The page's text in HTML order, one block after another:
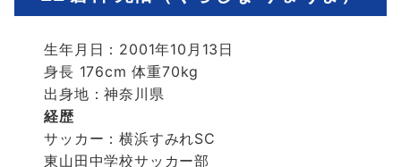
生年月日：2001年10月13日
身長 176cm 体重70kg
出身地：神奈川県
経歴
サッカー：横浜すみれSC
東山田中学校サッカー部